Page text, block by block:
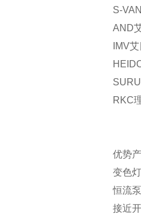
S-
AND
IMV
RKC
优势
变色
恒流
接近